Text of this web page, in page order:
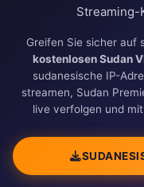
Streaming-
Greifen Sie sicher auf
kostenlosen Sudan
sudanesische IP-
streamen, Sudan
live verfolgen und